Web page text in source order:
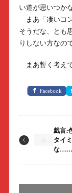
い道が思いつか
まあ「凄いコ
そうだな、とも
りしない方なの
まあ暫く考え
Facebook
戯言:
タイ
な……